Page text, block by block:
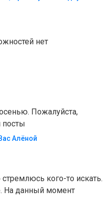
возможностей нет
Пожалуйста,
посты
Алëной
кого-то искать.
На данный момент